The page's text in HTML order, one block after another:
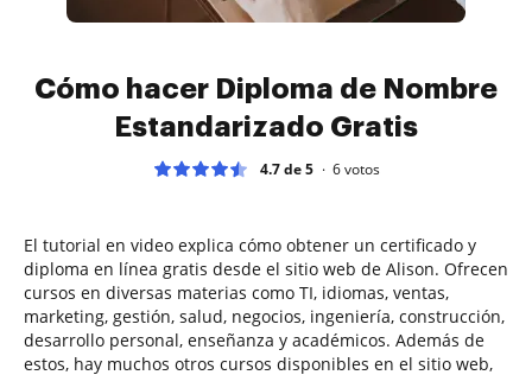
Cómo hacer Diploma de Nombre
Estandarizado Gratis
4.7 de 5 6votos
El tutorial en video explica cómo obtener un certificado y
diploma en línea gratis desde el sitio web de Alison. Ofrecen
cursos en diversas materias como TI, idiomas, ventas,
marketing, gestión, salud, negocios, ingeniería, construcción,
desarrollo personal, enseñanza y académicos. Además de
estos, hay muchos otros cursos disponibles en el sitio web,